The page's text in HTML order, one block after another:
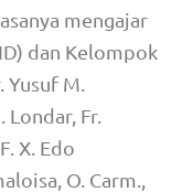
mengajar
dan Kelompok
M.
Londar, Fr.
X. Edo
O. Carm.,